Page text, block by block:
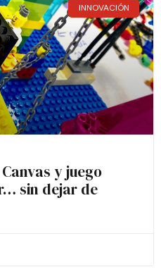
INNOVACIÓN
y juego
sin dejar de